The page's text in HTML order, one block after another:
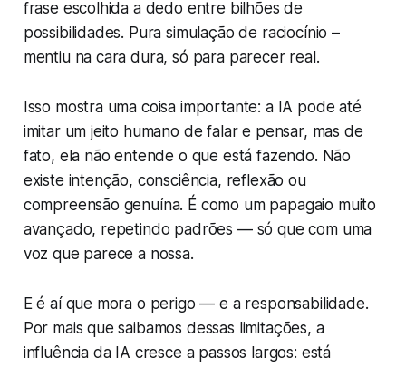
frase escolhida a dedo entre bilhões de
possibilidades. Pura simulação de raciocínio –
mentiu na cara dura, só para parecer real.
Isso mostra uma coisa importante: a IA pode até
imitar um jeito humano de falar e pensar, mas de
fato, ela não entende o que está fazendo. Não
existe intenção, consciência, reflexão ou
compreensão genuína. É como um papagaio muito
avançado, repetindo padrões — só que com uma
voz que parece a nossa.
E é aí que mora o perigo — e a responsabilidade.
Por mais que saibamos dessas limitações, a
influência da IA cresce a passos largos: está